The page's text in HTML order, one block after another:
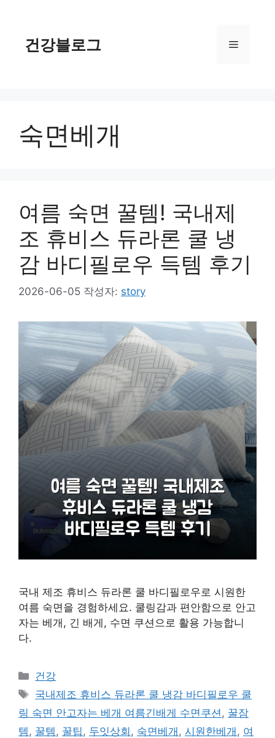
건강블로그 메
숙면베개
여름 숙면 꿀템! 국내제
조 휴비스 듀라론 쿨 냉
감 바디필로우 득템 후기
2026-06-05 작성자: story
국내 제조 휴비스 듀라론 쿨 바디필로우로 시원한
여름 숙면을 경험하세요. 쿨링감과 편안함으로 안고
자는 베개, 긴 배게, 수면 쿠션으로 활용 가능합니
다.
카
테
고
리
건강
태
그
국내제조 휴비스 듀라론 쿨 냉감 바디필로우 쿨
링 숙면 안고자는 베개 여름긴배게 수면쿠션 , 꿀잠
템 , 꿀템 , 꿀팁 , 두잇상회 , 숙면베개 , 시원한베개 , 여